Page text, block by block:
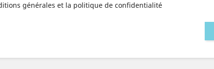
générales et la politique de confidentialité